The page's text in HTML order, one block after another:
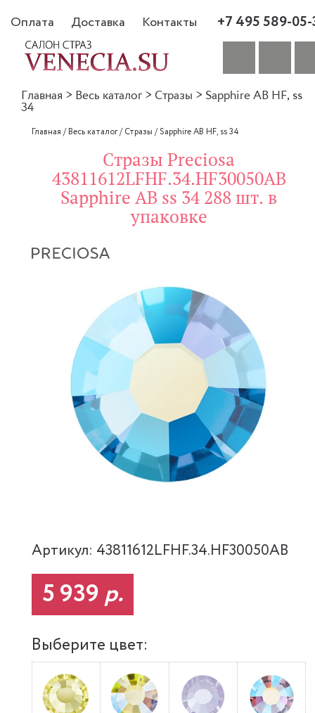
Оплата Доставка Контакты +7 495 589-
Главная > Весь каталог > Стразы > Sapphire AB HF, ss
34
Главная /Весь каталог/Стразы /Sapphire AB HF, ss 34
Стразы Preciosa
43811612LFHF.34.HF30050AB
Sapphire AB ss 34 288 шт. в
упаковке
Артикул: 43811612LFHF.34.HF30050AB
5 939 р.
Выберите цвет: